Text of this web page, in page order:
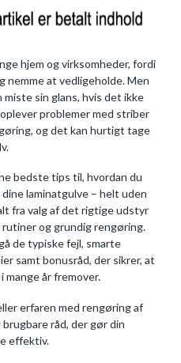
hjem og virksomheder, fordi
at vedligeholde. Men
sin glans, hvis det ikke
problemer med striber
og det kan hurtigt tage
bedste tips til, hvordan du
laminatgulve – helt uden
fra valg af det rigtige udstyr
og grundig rengøring.
de typiske fejl, smarte
samt bonusråd, der sikrer, at
år fremover.
erfaren med rengøring af
råd, der gør din
effektiv.